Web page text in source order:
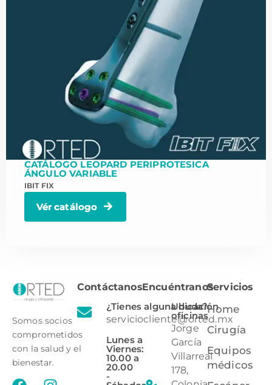
CATÁLOGO LEOPARD PERIPROTESICA
ÁNGULO VARIABLE
IBIT FIX
Vér catálogo
Somos socios
comprometidos
con la salud y el
bienestar.
Contáctanos
¿Tienes alguna duda?
serviciocliente@orted.mx
Lunes a
Viernes:
10.00 a
20.00
-
Encuéntranos
Ubicación
oficinas
Jorge
García
Villarreal
178,
Servicios
Home
Cirugía
Equipos
médicos